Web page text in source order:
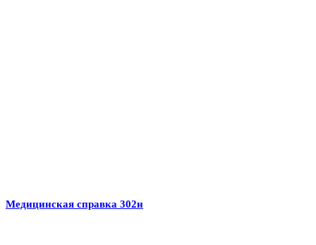
Медицинская справка 302н